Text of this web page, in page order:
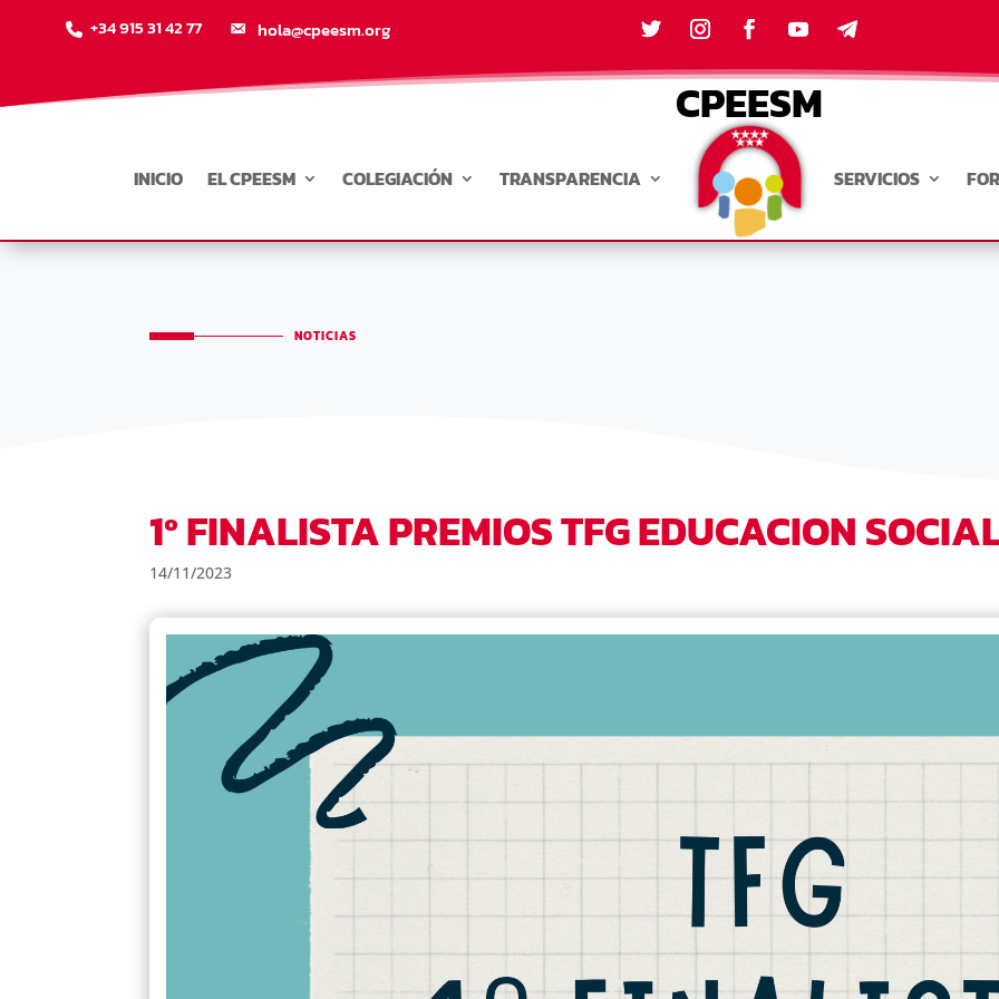
+34 915 31 42 77 hola@cpeesm.org
CPEESM
INICIO EL CPEESM COLEGIACIÓN TRANSPARENCIA SERVICIOS
NOTICIAS
1º FINALISTA PREMIOS TFG EDUCACION
14/11/2023